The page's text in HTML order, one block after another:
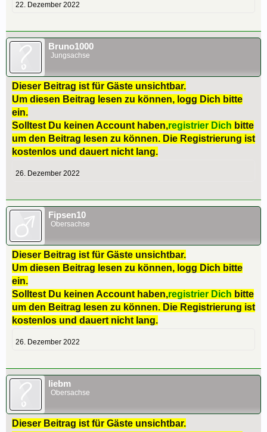
22. Dezember 2022
Bruno1000
Jungsachse
Dieser Beitrag ist für Gäste unsichtbar.
Um diesen Beitrag lesen zu können, logg Dich bitte
ein.
Solltest Du keinen Account haben,registrier Dich bitte
um den Beitrag lesen zu können. Die Registrierung ist
kostenlos und dauert nicht lang.
26. Dezember 2022
Fipsen10
Obersachse
Dieser Beitrag ist für Gäste unsichtbar.
Um diesen Beitrag lesen zu können, logg Dich bitte
ein.
Solltest Du keinen Account haben,registrier Dich bitte
um den Beitrag lesen zu können. Die Registrierung ist
kostenlos und dauert nicht lang.
26. Dezember 2022
liebm
Obersachse
Dieser Beitrag ist für Gäste unsichtbar.